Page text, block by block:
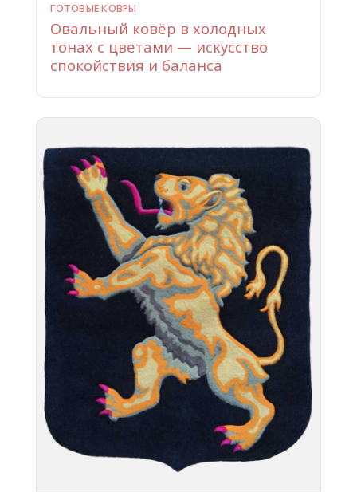
ГОТОВЫЕ КОВРЫ
Овальный ковёр в холодных
тонах с цветами — искусство
спокойствия и баланса